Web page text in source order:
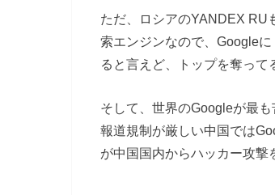
ただ、ロシアのYANDEX RU
索エンジンなので、Google
ると言えど、トップを奪って
そして、世界のGoogleが最
報道規制が厳しい中国では
が中国国内からハッカー攻撃